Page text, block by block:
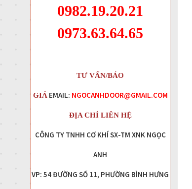
0982.19.20.21
0973.63.64.65
TƯ VẤN/BÁO
GIÁEMAIL: NGOCANHDOOR@GMAIL.COM
ĐỊA CHỈ LIÊN HỆ
CÔNG TY TNHH CƠ KHÍ SX-TM XNK NGỌC
ANH
VP: 54 ĐƯỜNG SỐ 11, PHƯỜNG BÌNH HƯNG